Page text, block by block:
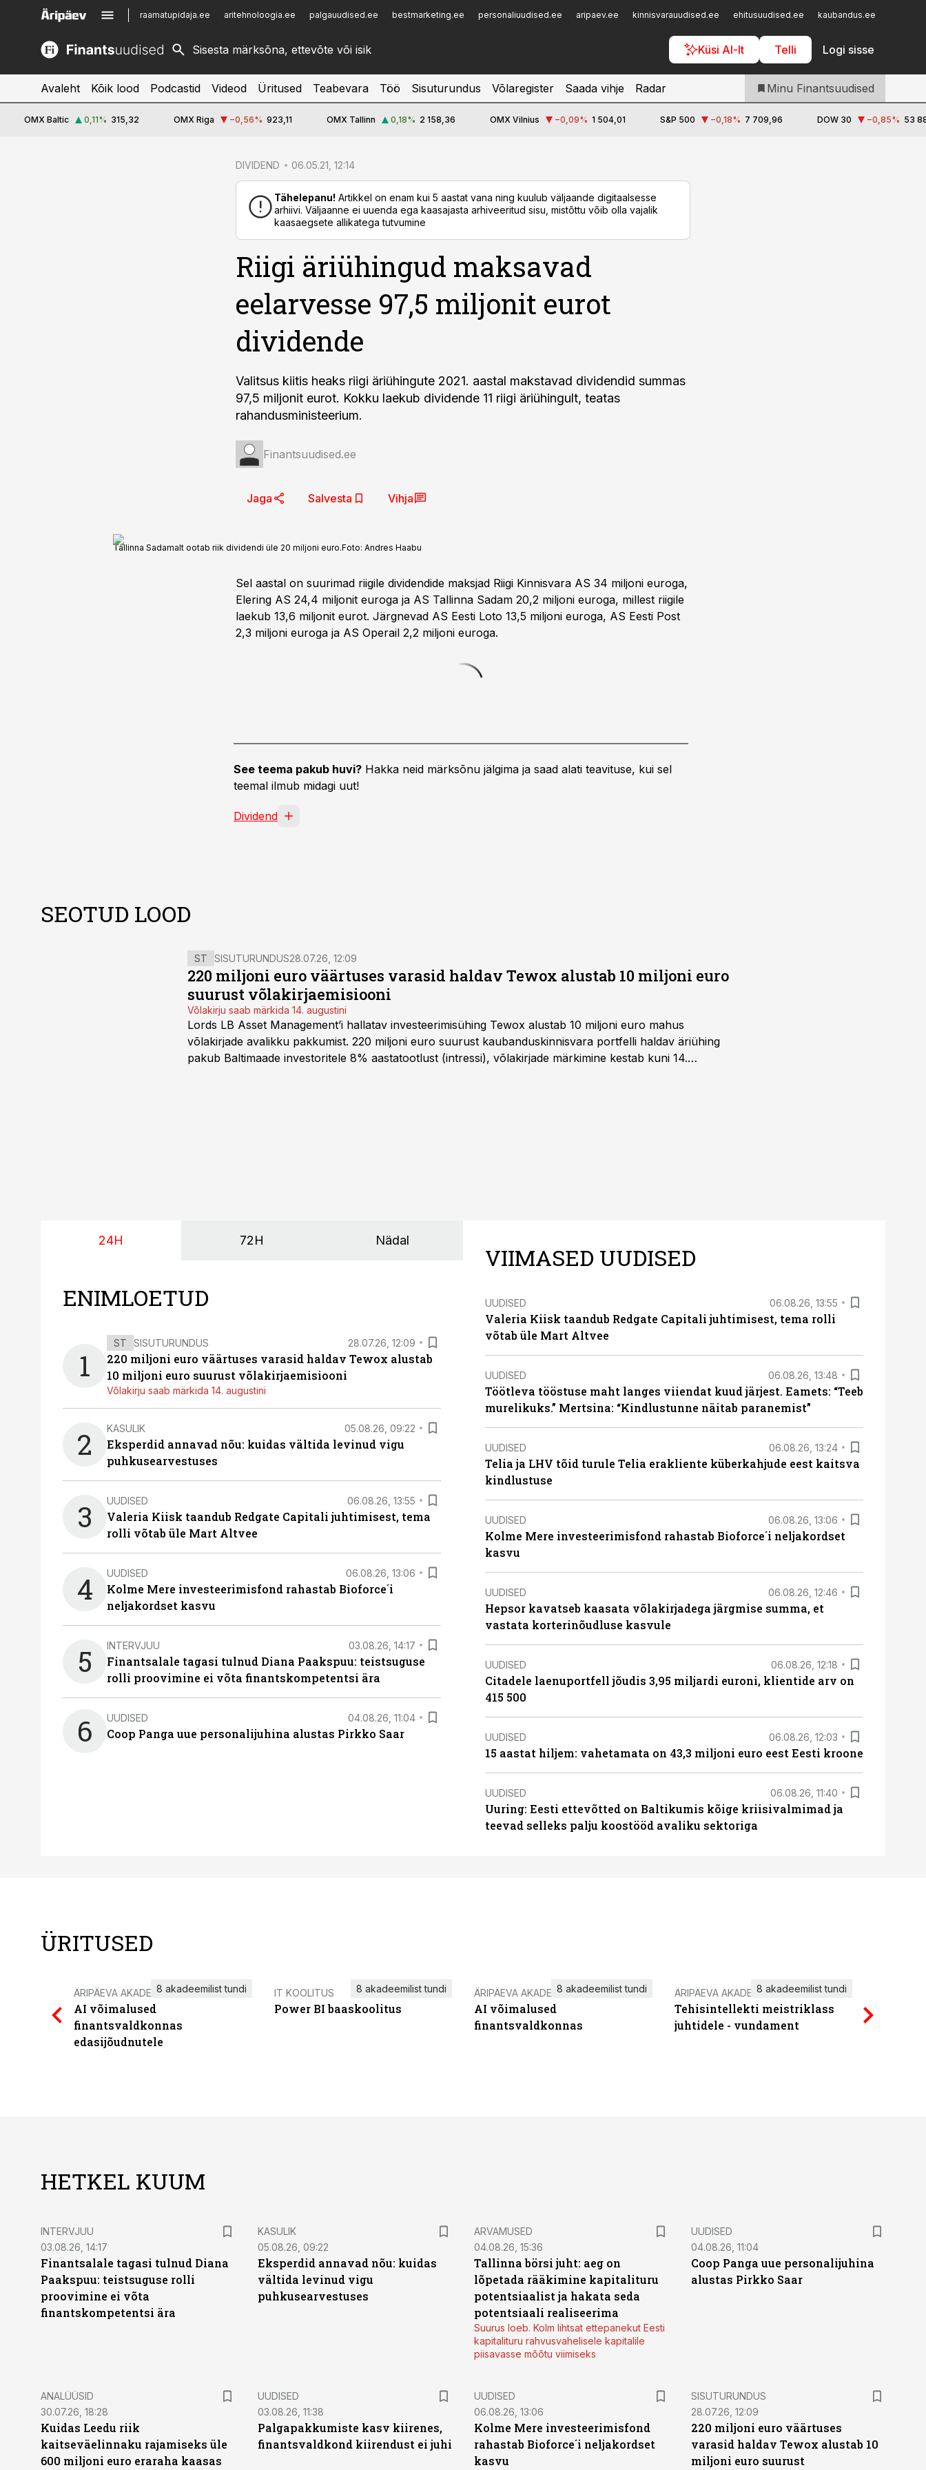
raamatupidaja.ee aritehnoloogia.ee palgauudised.ee bestmarketing.ee personaliuudised.ee aripaev.ee kinnisvarauudised.ee ehitusuudised.ee kaubandus.ee
Küsi AI-lt Telli Logi sisse
kinnisvarauudised.ee
logistikauudised.ee
imelineajalugu.ee
Infopank
Iseteenindus
Telli Finantsuudised
Avaleht Kõik lood Podcastid Videod Üritused Teabevara Töö Sisuturundus Võlaregister Saada vihje Radar Minu Finantsuudised
OMX Baltic 0,11% 315,32 OMX Riga −0,56% 923,11 OMX Tallinn 0,18% 2 158,36 OMX Vilnius −0,09% 1 504,01 S&P 500 −0,18% 7 709,96 DOW 30 −0,85% 53
DIVIDEND 06.05.21, 12:14
Tähelepanu! Artikkel on enam kui 5 aastat vana ning kuulub väljaande digitaalsesse
arhiivi. Väljaanne ei uuenda ega kaasajasta arhiveeritud sisu, mistõttu võib olla vajalik
kaasaegsete allikatega tutvumine
Riigi äriühingud maksavad
eelarvesse 97,5 miljonit eurot
dividende
Valitsus kiitis heaks riigi äriühingute 2021. aastal makstavad dividendid summas
97,5 miljonit eurot. Kokku laekub dividende 11 riigi äriühingult, teatas
rahandusministeerium.
Finantsuudised.ee
Jaga Salvesta Vihja
Tallinna Sadamalt ootab riik dividendi üle 20 miljoni euro.Foto: Andres Haabu
Sel aastal on suurimad riigile dividendide maksjad Riigi Kinnisvara AS 34 miljoni euroga,
Elering AS 24,4 miljonit euroga ja AS Tallinna Sadam 20,2 miljoni euroga, millest riigile
laekub 13,6 miljonit eurot. Järgnevad AS Eesti Loto 13,5 miljoni euroga, AS Eesti Post
2,3 miljoni euroga ja AS Operail 2,2 miljoni euroga.
See teema pakub huvi? Hakka neid märksõnu jälgima ja saad alati teavituse, kui sel
teemal ilmub midagi uut!
Dividend
SEOTUD LOOD
ST SISUTURUNDUS28.07.26, 12:09
220 miljoni euro väärtuses varasid haldav Tewox alustab 10 miljoni euro
suurust võlakirjaemisiooni
Võlakirju saab märkida 14. augustini
Lords LB Asset Management’i hallatav investeerimisühing Tewox alustab 10 miljoni euro mahus
võlakirjade avalikku pakkumist. 220 miljoni euro suurust kaubanduskinnisvara portfelli haldav äriühing
pakub Baltimaade investoritele 8% aastatootlust (intressi), võlakirjade märkimine kestab kuni 14.
24H 72H Nädal
ENIMLOETUD
1
ST SISUTURUNDUS 28.07.26, 12:09
220 miljoni euro väärtuses varasid haldav Tewox alustab
10 miljoni euro suurust võlakirjaemisiooni
Võlakirju saab märkida 14. augustini
2 KASULIK 05.08.26, 09:22
Eksperdid annavad nõu: kuidas vältida levinud vigu
puhkusearvestuses
3 UUDISED 06.08.26, 13:55
Valeria Kiisk taandub Redgate Capitali juhtimisest, tema
rolli võtab üle Mart Altvee
4 UUDISED 06.08.26, 13:06
Kolme Mere investeerimisfond rahastab Bioforce´i
neljakordset kasvu
5 INTERVJUU 03.08.26, 14:17
Finantsalale tagasi tulnud Diana Paakspuu: teistsuguse
rolli proovimine ei võta finantskompetentsi ära
6 UUDISED 04.08.26, 11:04
Coop Panga uue personalijuhina alustas Pirkko Saar
VIIMASED UUDISED
UUDISED 06.08.26, 13:55
Valeria Kiisk taandub Redgate Capitali juhtimisest, tema rolli
võtab üle Mart Altvee
UUDISED 06.08.26, 13:48
Töötleva tööstuse maht langes viiendat kuud järjest. Eamets: “Teeb
murelikuks.” Mertsina: “Kindlustunne näitab paranemist”
UUDISED 06.08.26, 13:24
Telia ja LHV tõid turule Telia erakliente küberkahjude eest kaitsva
kindlustuse
UUDISED 06.08.26, 13:06
Kolme Mere investeerimisfond rahastab Bioforce´i neljakordset
kasvu
UUDISED 06.08.26, 12:46
Hepsor kavatseb kaasata võlakirjadega järgmise summa, et
vastata korterinõudluse kasvule
UUDISED 06.08.26, 12:18
Citadele laenuportfell jõudis 3,95 miljardi euroni, klientide arv on
415 500
UUDISED 06.08.26, 12:03
15 aastat hiljem: vahetamata on 43,3 miljoni euro eest Eesti kroone
UUDISED 06.08.26, 11:40
Uuring: Eesti ettevõtted on Baltikumis kõige kriisivalmimad ja
teevad selleks palju koostööd avaliku sektoriga
ÜRITUSED
ÄRIPÄEVA AKADEEMIA
AI võimalused
finantsvaldkonnas
edasijõudnutele
8 akadeemilist tundi IT KOOLITUS
Power BI baaskoolitus
8 akadeemilist tundi ÄRIPÄEVA AKADEEMIA
AI võimalused
finantsvaldkonnas
8 akadeemilist tundi ÄRIPÄEVA AKADEEMIA
Tehisintellekti meistriklass
juhtidele - vundament
8 akadeemilist tundi
HETKEL KUUM
INTERVJUU
03.08.26, 14:17
Finantsalale tagasi tulnud Diana
Paakspuu: teistsuguse rolli
proovimine ei võta
finantskompetentsi ära
KASULIK
05.08.26, 09:22
Eksperdid annavad nõu: kuidas
vältida levinud vigu
puhkusearvestuses
ARVAMUSED
04.08.26, 15:36
Tallinna börsi juht: aeg on
lõpetada rääkimine kapitalituru
potentsiaalist ja hakata seda
potentsiaali realiseerima
Suurus loeb. Kolm lihtsat ettepanekut Eesti
kapitalituru rahvusvahelisele kapitalile
piisavasse mõõtu viimiseks
UUDISED
04.08.26, 11:04
Coop Panga uue personalijuhina
alustas Pirkko Saar
ANALÜÜSID
30.07.26, 18:28
Kuidas Leedu riik
kaitseväelinnaku rajamiseks üle
600 miljoni euro eraraha kaasas
UUDISED
03.08.26, 11:38
Palgapakkumiste kasv kiirenes,
finantsvaldkond kiirendust ei juhi
UUDISED
06.08.26, 13:06
Kolme Mere investeerimisfond
rahastab Bioforce´i neljakordset
kasvu
ST
SISUTURUNDUS
28.07.26, 12:09
220 miljoni euro väärtuses
varasid haldav Tewox alustab 10
miljoni euro suurust